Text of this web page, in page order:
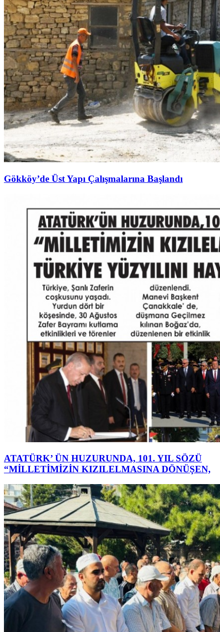
Gökköy’de Üst Yapı Çalışmalarına Başlandı
ATATÜRK’ ÜN HUZURUNDA, 101. YIL SÖZÜ
“MİLLETİMİZİN KIZILELMASINA DÖNÜŞEN,